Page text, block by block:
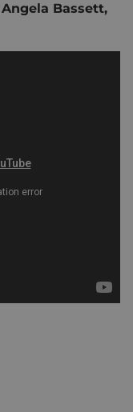
Angela Bassett,